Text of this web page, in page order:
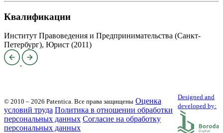
Квалификации
Институт Правоведения и Предпринимательства (Санкт-
Петербург), Юрист (2011)
© 2010 – 2026 Patentica. Все права защищены Оценка
условий труда Политика в отношении обработки
персональных данных Cогласие на обработку
персональных данных
Designed and
developed by: